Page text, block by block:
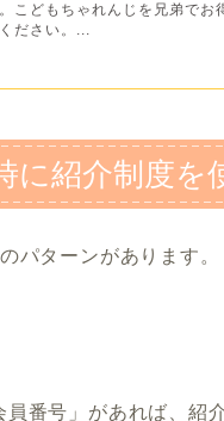
こどもちゃれんじを兄弟でお
ださい。...
に紹介制度を
パターンがあります。
番号」があれば、紹